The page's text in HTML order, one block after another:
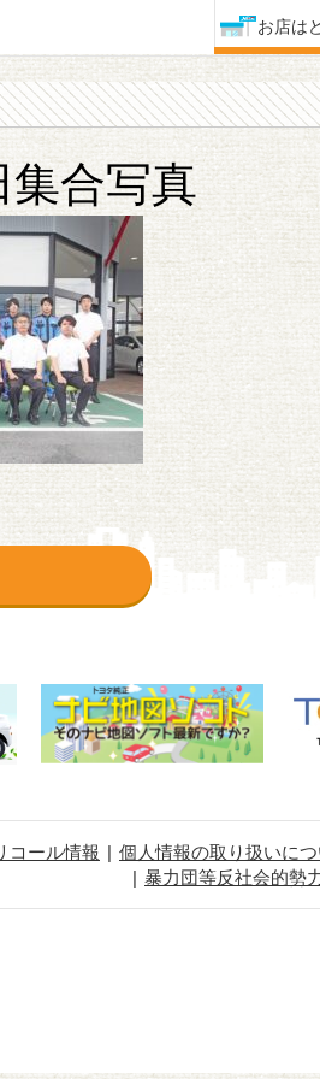
お店は
合写真
コール情報 個人情報の取り扱いにつ
暴力団等反社会的勢